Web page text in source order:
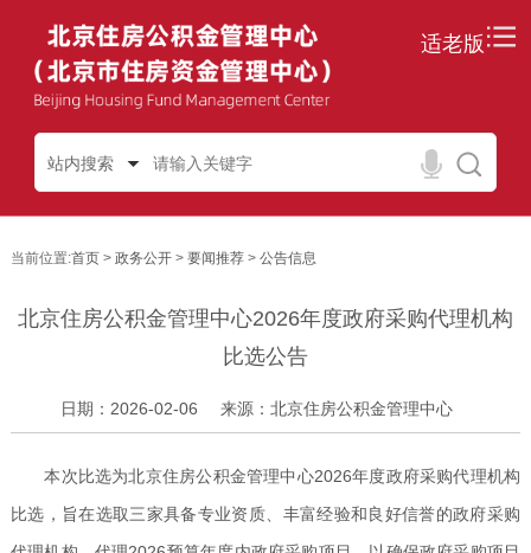
适老版
站内搜索
当前位置:首页> 政务公开> 要闻推荐> 公告信息
北京住房公积金管理中心2026年度政府采购代理机构
比选公告
日期：2026-02-06 来源：北京住房公积金管理中心
本次比选为北京住房公积金管理中心2026年度政府采购代理机构
比选，旨在选取三家具备专业资质、丰富经验和良好信誉的政府采购